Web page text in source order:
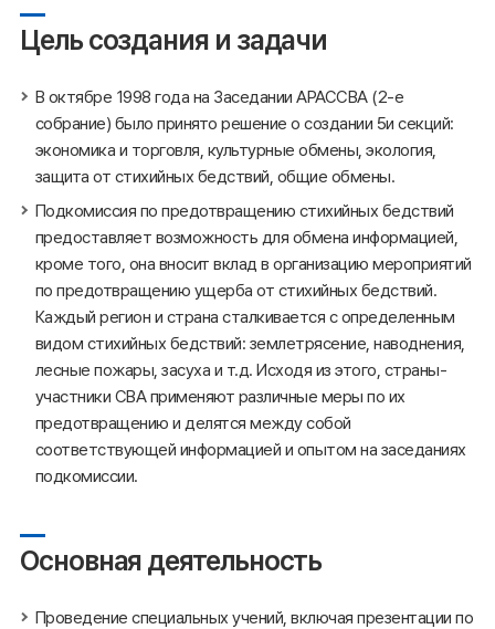
Цель создания и задачи
В октябре 1998 года на Заседании АРАССВА (2-е
собрание) было принято решение о создании 5и секций:
экономика и торговля, культурные обмены, экология,
защита от стихийных бедствий, общие обмены.
Подкомиссия по предотвращению стихийных бедствий
предоставляет возможность для обмена информацией,
кроме того, она вносит вклад в организацию мероприятий
по предотвращению ущерба от стихийных бедствий.
Каждый регион и страна сталкивается с определенным
видом стихийных бедствий: землетрясение, наводнения,
лесные пожары, засуха и т.д. Исходя из этого, страны-
участники СВА применяют различные меры по их
предотвращению и делятся между собой
соответствующей информацией и опытом на заседаниях
подкомиссии.
Основная деятельность
Проведение специальных учений, включая презентации по